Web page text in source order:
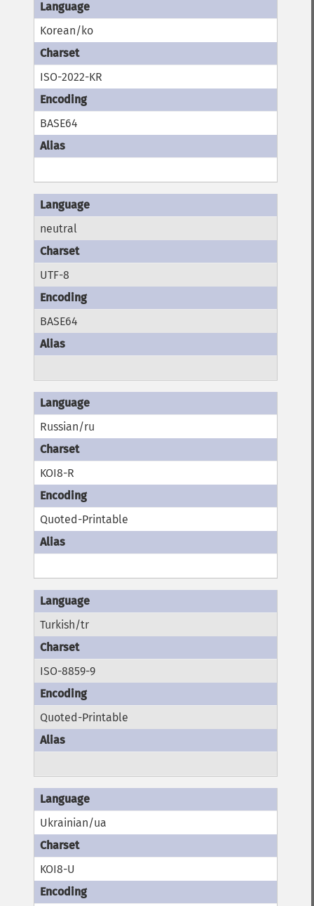
Korean/ko
ISO-2022-KR
BASE64
neutral
UTF-8
BASE64
Russian/ru
KOI8-R
Quoted-Printable
Turkish/tr
ISO-8859-9
Quoted-Printable
Ukrainian/ua
KOI8-U